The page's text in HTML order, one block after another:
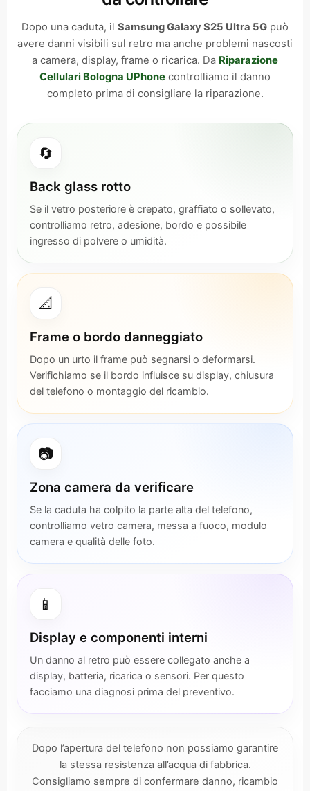
Dopo una caduta, il Samsung Galaxy S25 Ultra 5G può
avere danni visibili sul retro ma anche problemi nascosti
a camera, display, frame o ricarica. Da Riparazione
Cellulari Bologna UPhone controlliamo il danno
completo prima di consigliare la riparazione.
🔄
Back glass rotto
Se il vetro posteriore è crepato, graffiato o sollevato,
controlliamo retro, adesione, bordo e possibile
ingresso di polvere o umidità.
📐
Frame o bordo danneggiato
Dopo un urto il frame può segnarsi o deformarsi.
Verifichiamo se il bordo influisce su display, chiusura
del telefono o montaggio del ricambio.
📷
Zona camera da verificare
Se la caduta ha colpito la parte alta del telefono,
controlliamo vetro camera, messa a fuoco, modulo
camera e qualità delle foto.
📱
Display e componenti interni
Un danno al retro può essere collegato anche a
display, batteria, ricarica o sensori. Per questo
facciamo una diagnosi prima del preventivo.
Dopo l’apertura del telefono non possiamo garantire
la stessa resistenza all’acqua di fabbrica.
Consigliamo sempre di confermare danno, ricambio